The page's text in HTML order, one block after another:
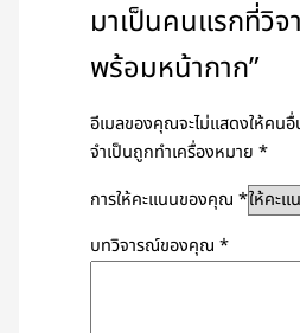
มาเป็นคนแรกที่วิ
พร้อมหน้ากาก”
อีเมลของคุณจะไม่แสดงให้คนอื่
จำเป็นถูกทำเครื่องหมาย*
การให้คะแนนของคุณ*
บทวิจารณ์ของคุณ*